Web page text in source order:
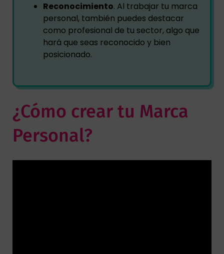
Reconocimiento. Al trabajar tu marca
personal, también puedes destacar
como profesional de tu sector, algo que
hará que seas reconocido y bien
posicionado.
¿Cómo crear tu Marca
Personal?